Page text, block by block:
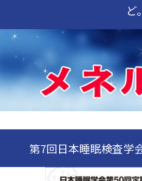
ど。
第7回日本睡眠検査